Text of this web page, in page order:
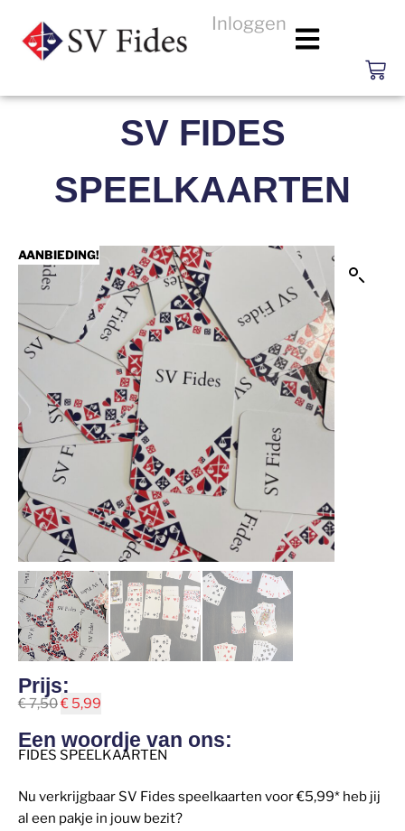
Inloggen
SV FIDES
SPEELKAARTEN
AANBIEDING!
Prijs:
€7,50€ 5,99
Een woordje van ons:
FIDES SPEELKAARTEN
Nu verkrijgbaar SV Fides speelkaarten voor €5,99* heb jij
al een pakje in jouw bezit?